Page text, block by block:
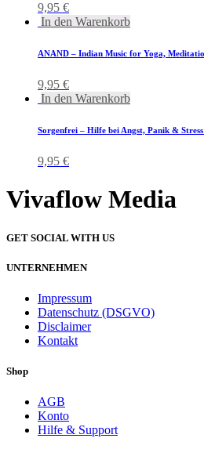
9,95 €
In den Warenkorb
ANAND – Indian Music for Yoga,
9,95 €
In den Warenkorb
Sorgenfrei – Hilfe bei Angst, Panik &
9,95 €
Vivaflow Media
GET SOCIAL WITH US
UNTERNEHMEN
Impressum
Datenschutz (DSGVO)
Disclaimer
Kontakt
Shop
AGB
Konto
Hilfe & Support